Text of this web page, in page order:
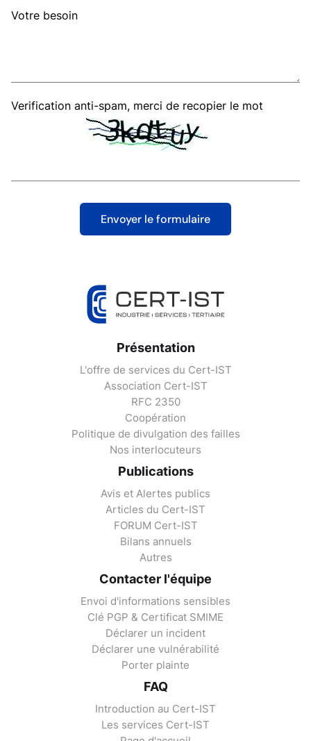
Votre besoin
Verification anti-spam, merci de recopier le mot
Présentation
L'offre de services du Cert-IST
Association Cert-IST
RFC 2350
Coopération
Politique de divulgation des failles
Nos interlocuteurs
Publications
Avis et Alertes publics
Articles du Cert-IST
FORUM Cert-IST
Bilans annuels
Autres
Contacter l'équipe
Envoi d'informations sensibles
Clé PGP & Certificat SMIME
Déclarer un incident
Déclarer une vulnérabilité
Porter plainte
FAQ
Introduction au Cert-IST
Les services Cert-IST